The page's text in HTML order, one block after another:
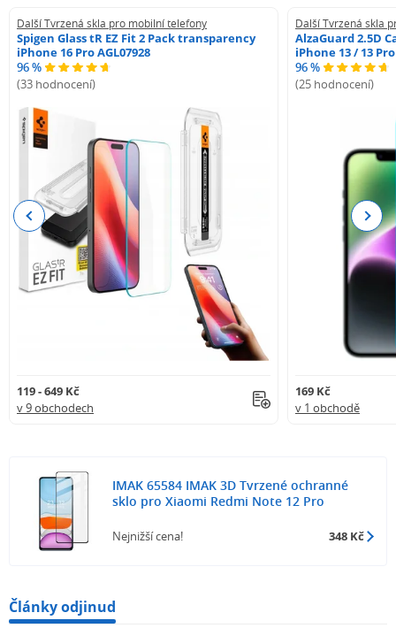
Další Tvrzená skla pro mobilní telefony
Spigen Glass tR EZ Fit 2 Pack transparency
iPhone 16 Pro AGL07928
96 %
(33 hodnocení)
119 - 649 Kč
v 9 obchodech
Další Tvrzená skla
AlzaGuard 2.5D
iPhone 13 / 13 Pro
96 %
(25 hodnocení)
169 Kč
v 1 obchodě
Previous Next
IMAK 65584 IMAK 3D Tvrzené ochranné
sklo pro Xiaomi Redmi Note 12 Pro
Nejnižší cena! 348 Kč
Články odjinud